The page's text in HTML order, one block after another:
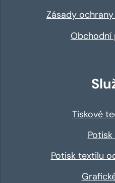
Zásady
Obchodní
Tiskové
Potisk textilu